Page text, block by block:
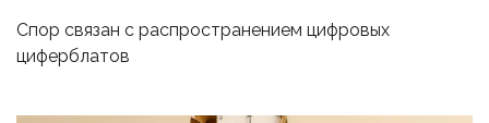
Спор связан с распространением цифровых
циферблатов